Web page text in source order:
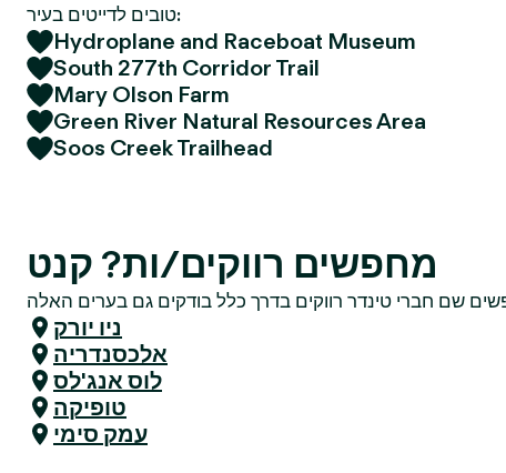
טובים לדייטים בעיר:
Hydroplane and Raceboat Museum
South 277th Corridor Trail
Mary Olson Farm
Green River Natural Resources Area
Soos Creek Trailhead
מחפשים רווקים/ות? קנט
ניו יורק
אלכסנדריה
לוס אנג'לס
טופיקה
עמק סימי